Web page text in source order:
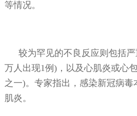
等情况。
较为罕见的不良反应则包括
万人出现1例 )，以及心肌炎或心
之一)。专家指出，感染新冠病
肌炎。